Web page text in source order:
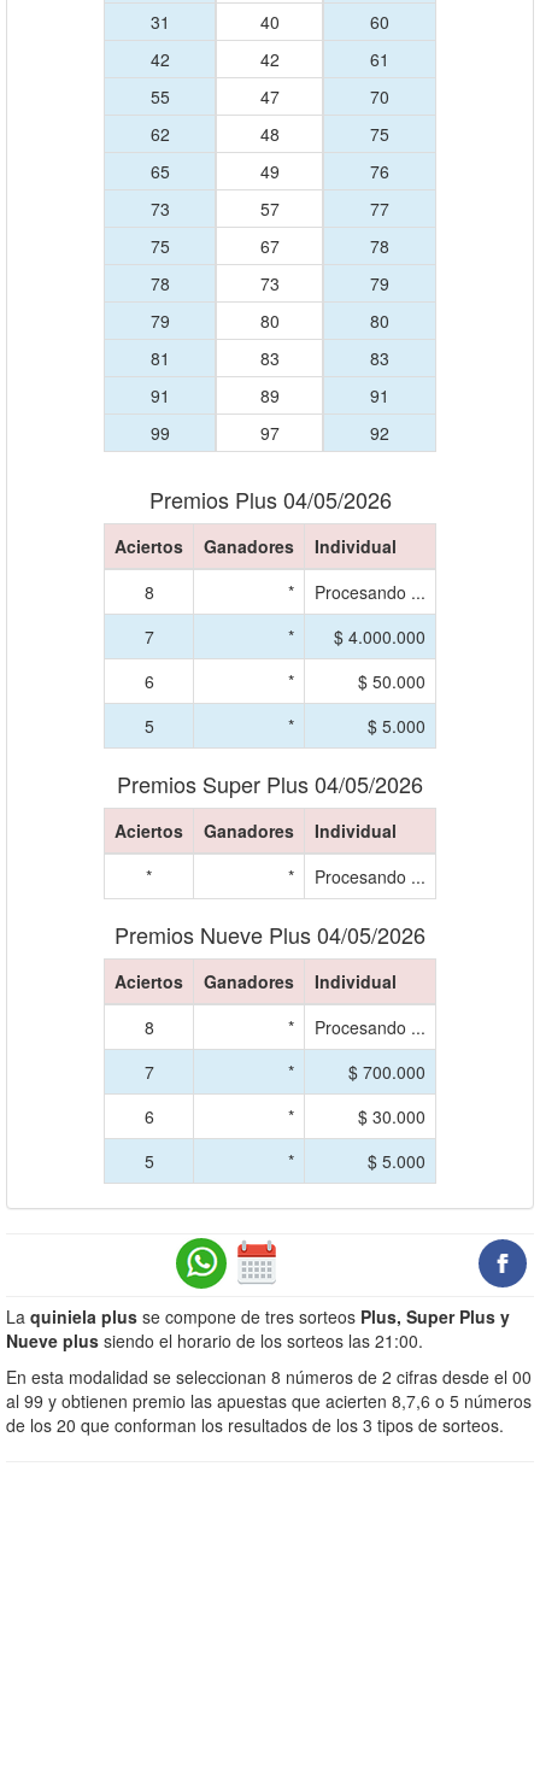
31
42
55
62
65
73
75
78
79
81
91
99
40
42
47
48
49
57
67
73
80
83
89
97
60
61
70
75
76
77
78
79
80
83
91
92
Premios Plus 04/05/2026
Aciertos Ganadores
Individual
8
*
Procesando ...
7
*
$ 4.000.000
6
*
$ 50.000
5
* $ 5.000
Premios Super Plus 04/05/2026
Aciertos Ganadores
Individual
*
* Procesando ...
Premios Nueve Plus 04/05/2026
Aciertos Ganadores
Individual
8
*
Procesando ...
7
*
$ 700.000
6
*
$ 30.000
5
* $ 5.000
La quiniela plus se compone de tres sorteos Plus, Super Plus y
Nueve plus siendo el horario de los sorteos las 21:00.
En esta modalidad se seleccionan 8 números de 2 cifras desde el 00
al 99 y obtienen premio las apuestas que acierten 8,7,6 o 5 números
de los 20 que conforman los resultados de los 3 tipos de sorteos.